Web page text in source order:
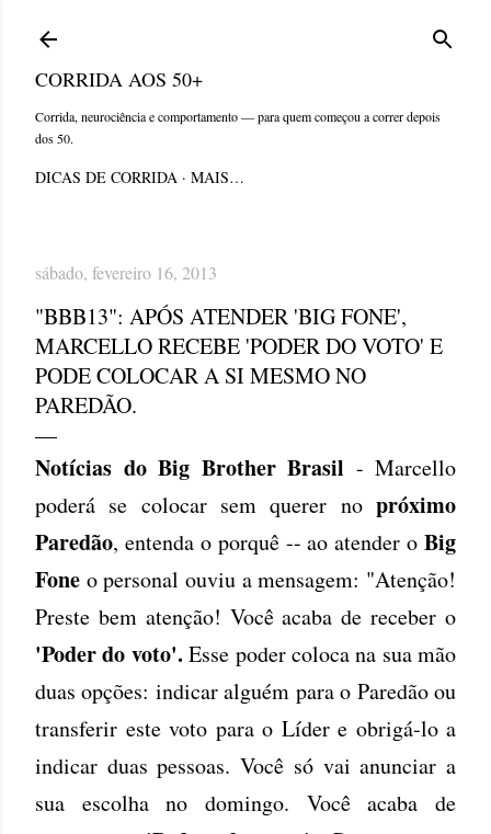
CORRIDA AOS 50+
Corrida, neurociência e comportamento — para quem começou a correr depois
dos 50.
DICAS DE CORRIDA MAIS…
sábado, fevereiro 16, 2013
"BBB13": APÓS ATENDER 'BIG FONE',
MARCELLO RECEBE 'PODER DO VOTO' E
PODE COLOCAR A SI MESMO NO
PAREDÃO.
Notícias do Big Brother Brasil - Marcello
poderá se colocar sem querer no próximo
Paredão, entenda o porquê -- ao atender o Big
Fone o personal ouviu a mensagem: "Atenção!
Preste bem atenção! Você acaba de receber o
'Poder do voto'. Esse poder coloca na sua mão
duas opções: indicar alguém para o Paredão ou
transferir este voto para o Líder e obrigá-lo a
indicar duas pessoas. Você só vai anunciar a
sua escolha no domingo. Você acaba de